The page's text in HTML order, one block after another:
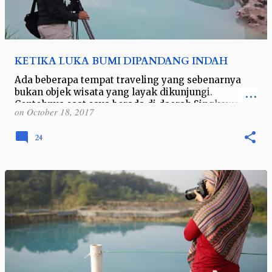
KETIKA LUKA BUMI DIPANDANG INDAH
Ada beberapa tempat traveling yang sebenarnya
bukan objek wisata yang layak dikunjungi.
Contohnya saat saya berada di daerah Singkawang
Kalimantan Barat. Saat saya bertemu Dinas …
on October 18, 2017
24